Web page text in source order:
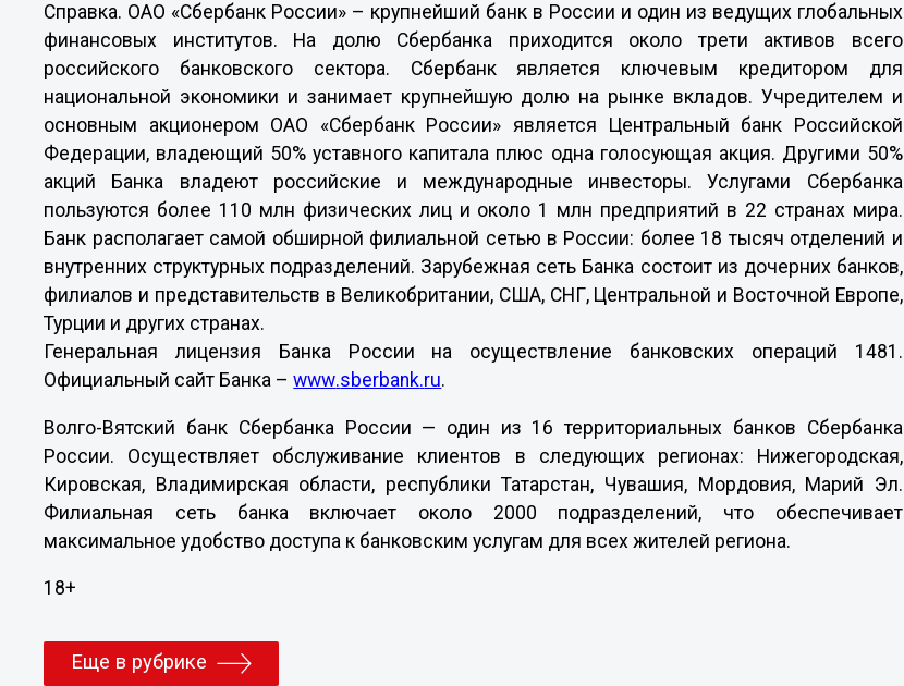
Справка. ОАО «Сбербанк России» – крупнейший банк в России и один из ведущих глобальных
финансовых институтов. На долю Сбербанка приходится около трети активов всего
российского банковского сектора. Сбербанк является ключевым кредитором для
национальной экономики и занимает крупнейшую долю на рынке вкладов. Учредителем и
основным акционером ОАО «Сбербанк России» является Центральный банк Российской
Федерации, владеющий 50% уставного капитала плюс одна голосующая акция. Другими 50%
акций Банка владеют российские и международные инвесторы. Услугами Сбербанка
пользуются более 110 млн физических лиц и около 1 млн предприятий в 22 странах мира.
Банк располагает самой обширной филиальной сетью в России: более 18 тысяч отделений и
внутренних структурных подразделений. Зарубежная сеть Банка состоит из дочерних банков,
филиалов и представительств в Великобритании, США, СНГ, Центральной и Восточной Европе,
Турции и других странах.
Генеральная лицензия Банка России на осуществление банковских операций 1481.
Официальный сайт Банка –www.sberbank.ru.
Волго-Вятский банк Сбербанка России — один из 16 территориальных банков Сбербанка
России. Осуществляет обслуживание клиентов в следующих регионах: Нижегородская,
Кировская, Владимирская области, республики Татарстан, Чувашия, Мордовия, Марий Эл.
Филиальная сеть банка включает около 2000 подразделений, что обеспечивает
максимальное удобство доступа к банковским услугам для всех жителей региона.
18+
Еще в рубрике